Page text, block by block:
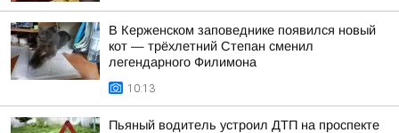
В Керженском заповеднике появился новый
кот — трёхлетний Степан сменил
легендарного Филимона
10:13
Пьяный водитель устроил ДТП на проспекте